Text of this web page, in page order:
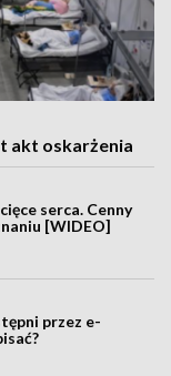
akt oskarżenia
serca. Cenny
[WIDEO]
przez e-